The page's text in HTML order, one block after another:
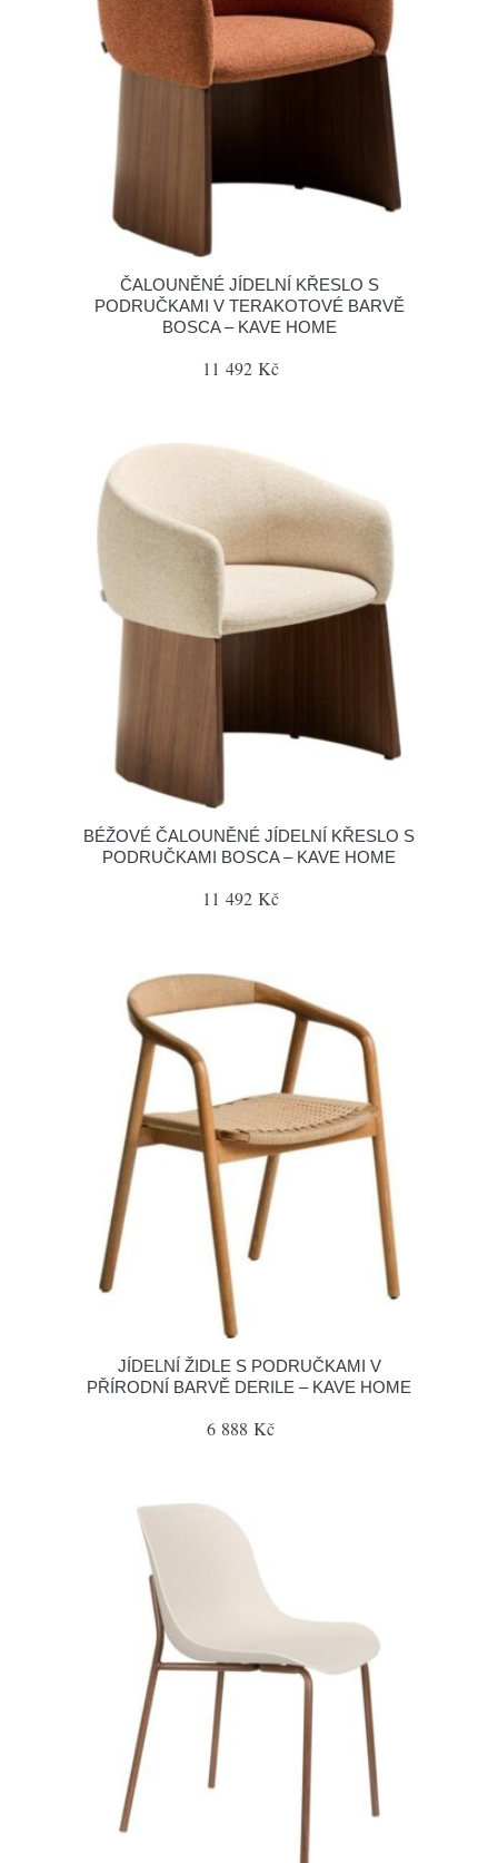
ČALOUNĚNÉ JÍDELNÍ KŘESLO S
PODRUČKAMI V TERAKOTOVÉ BARVĚ
BOSCA – KAVE HOME
11 492 Kč
BÉŽOVÉ ČALOUNĚNÉ JÍDELNÍ KŘESLO S
PODRUČKAMI BOSCA – KAVE HOME
11 492 Kč
JÍDELNÍ ŽIDLE S PODRUČKAMI V
PŘÍRODNÍ BARVĚ DERILE – KAVE HOME
6 888 Kč